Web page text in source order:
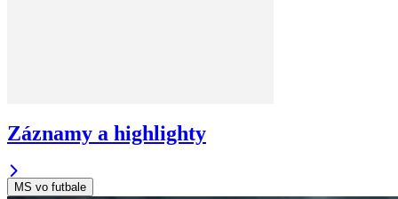
Záznamy a highlighty
MS vo futbale